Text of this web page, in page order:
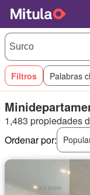
Filtros Palabras
1,483 propiedades
Ordenar por: